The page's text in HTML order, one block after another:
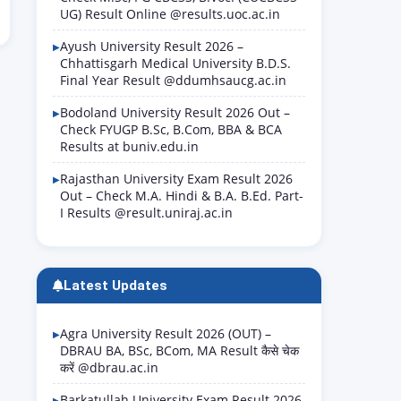
UG) Result Online @results.uoc.ac.in
Ayush University Result 2026 –
Chhattisgarh Medical University B.D.S.
Final Year Result @ddumhsaucg.ac.in
Bodoland University Result 2026 Out –
Check FYUGP B.Sc, B.Com, BBA & BCA
Results at buniv.edu.in
Rajasthan University Exam Result 2026
Out – Check M.A. Hindi & B.A. B.Ed. Part-
I Results @result.uniraj.ac.in
Latest Updates
Agra University Result 2026 (OUT) –
DBRAU BA, BSc, BCom, MA Result कैसे चेक
करें @dbrau.ac.in